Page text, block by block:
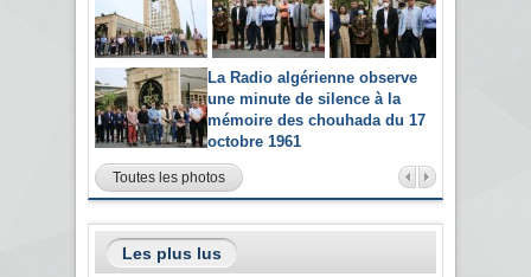
La Radio algérienne observe
une minute de silence à la
mémoire des chouhada du 17
octobre 1961
Toutes les photos
Les plus lus